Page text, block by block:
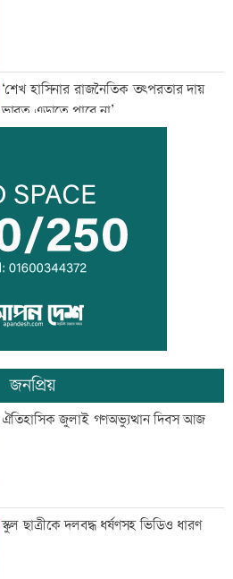
‘শেখ হাসিনার রাজনৈতিক তৎপরতার দায়
ভারত এড়াতে পারে না’
‘আরেকটি বিশ্বকাপ খেলার সামর্থ্য নেই’
আমিরাতে ঈদে মিলাদুন্নবী ও জাতীয় দিবসের
ছুটি ঘোষণা
তনু হত্যায় সাবেক সেনা সদস্য হাফিজুর ফের
গ্রেফতার
‘জীবনের সবচেয়ে খারাপ সিদ্ধান্ত ছিল কপালে
ইনজেকশন’
জনপ্রিয়
ঐতিহাসিক জুলাই গণঅভ্যুত্থান দিবস আজ
স্কুল ছাত্রীকে দলবদ্ধ ধর্ষণসহ ভিডিও ধারণ